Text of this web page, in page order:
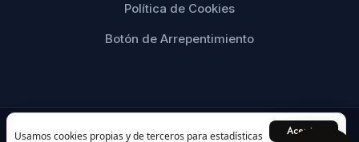
Usamos cookies propias y de terceros para estadísticas Aceptar
Política de Cookies
Botón de Arrepentimiento
© 2026 Ranwey Personalizados. Todos los derechos